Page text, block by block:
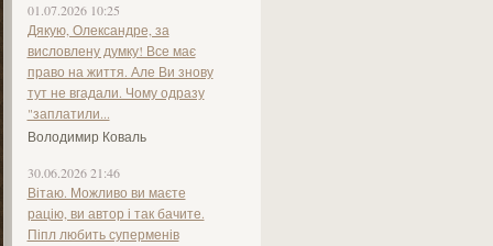
01.07.2026 10:25
Дякую, Олександре, за
висловлену думку! Все має
право на життя. Але Ви знову
тут не вгадали. Чому одразу
"заплатили...
Володимир Коваль
30.06.2026 21:46
Вітаю. Можливо ви маєте
рацію, ви автор і так бачите.
Піпл любить суперменів